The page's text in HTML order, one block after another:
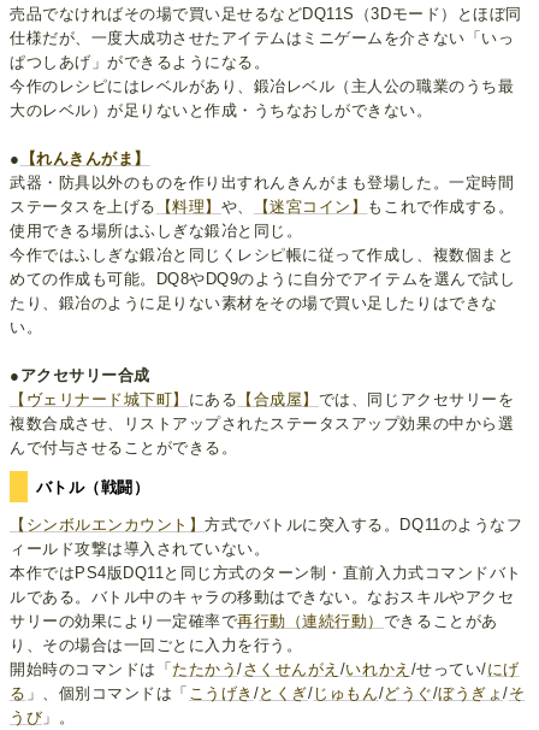
売品でなければその場で買い足せるなどDQ11S（3Dモード）とほぼ同
仕様だが、一度大成功させたアイテムはミニゲームを介さない「いっ
ぱつしあげ」ができるようになる。
今作のレシピにはレベルがあり、鍛冶レベル（主人公の職業のうち最
大のレベル）が足りないと作成・うちなおしができない。
●
【れんきんがま】
武器・防具以外のものを作り出すれんきんがまも登場した。一定時間
ステータスを上げる
【料理】 や、 【迷宮コイン】
もこれで作成する。
使用できる場所はふしぎな鍛冶と同じ。
今作ではふしぎな鍛冶と同じくレシピ帳に従って作成し、複数個まと
めての作成も可能。DQ8やDQ9のように自分でアイテムを選んで試し
たり、鍛冶のように足りない素材をその場で買い足したりはできな
い。
●アクセサリー合成
【ヴェリナード城下町】 にある 【合成屋】 では、同じアクセサリーを
複数合成させ、リストアップされたステータスアップ効果の中から選
んで付与させることができる。
バトル（戦闘）
【シンボルエンカウント】方式でバトルに突入する。DQ11のようなフ
ィールド攻撃は導入されていない。
本作ではPS4版DQ11と同じ方式のターン制・直前入力式コマンドバト
ルである。バトル中のキャラの移動はできない。なおスキルやアクセ
サリーの効果により一定確率で再行動（連続行動） できることがあ
り、その場合は一回ごとに入力を行う。
開始時のコマンドは「 たたかう/さくせんがえ /いれかえ /せってい/にげ
る 」、個別コマンドは「 こうげき /とくぎ/ じゅもん/どうぐ/ぼうぎょ/そ
うび 」。